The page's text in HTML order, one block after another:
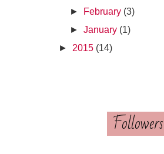
►
February (3)
►January (1)
► 2015 (14)
Followers